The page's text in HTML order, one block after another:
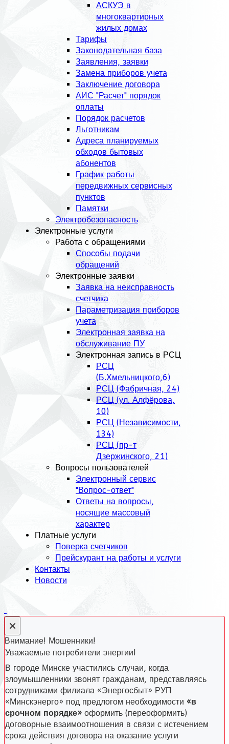
АСКУЭ в
многоквартирных
жилых домах
Тарифы
Законодательная база
Заявления, заявки
Замена приборов учета
Заключение договора
АИС "Расчет" порядок
оплаты
Порядок расчетов
Льготникам
Адреса планируемых
обходов бытовых
абонентов
График работы
передвижных сервисных
пунктов
Памятки
Электробезопасность
Электронные услуги
Работа с обращениями
Способы подачи
обращений
Электронные заявки
Заявка на неисправность
счетчика
Параметризация приборов
учета
Электронная заявка на
обслуживание ПУ
Электронная запись в РСЦ
РСЦ
(Б.Хмельницкого,6)
РСЦ (Фабричная, 24)
РСЦ (ул. Алфёрова,
10)
РСЦ (Независимости,
134)
РСЦ (пр-т
Дзержинского, 21)
Вопросы пользователей
Электронный сервис
"Вопрос-ответ"
Ответы на вопросы,
носящие массовый
характер
Платные услуги
Поверка счетчиков
Прейскурант на работы и услуги
Контакты
Новости
×
Внимание! Мошенники!
Уважаемые потребители энергии!
В городе Минске участились случаи, когда
злоумышленники звонят гражданам, представляясь
сотрудниками филиала «Энергосбыт» РУП
«Минскэнерго» под предлогом необходимости «в
срочном порядке» оформить (переоформить)
договорные взаимоотношения в связи с истечением
срока действия договора на оказание услуги